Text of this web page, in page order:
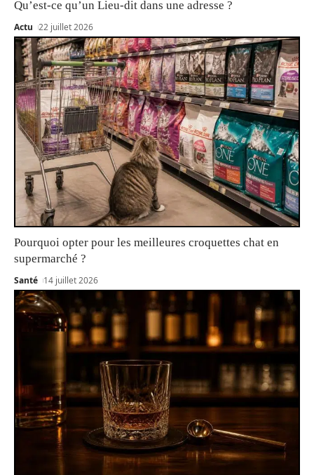
Qu’est-ce qu’un Lieu-dit dans une adresse ?
Actu 22 juillet 2026
Pourquoi opter pour les meilleures croquettes chat en
supermarché ?
Santé 14 juillet 2026